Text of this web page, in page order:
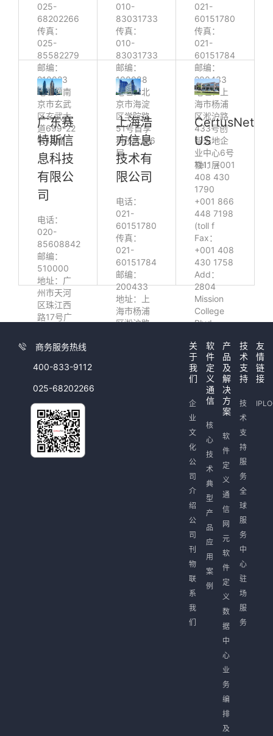
025-
68202266
传真：
025-
85582279
邮编：
210023
地址：南
京市玄武
区玄武大
道699-22
号18幢
010-
83031733
传真：
010-
83031733
邮编：
100088
地址：北
京市海淀
区学院路
51号首享
科技大厦6
层
021-
60151780
传真：
021-
60151784
邮编：
200433
地址：上
海市杨浦
区淞沪路
433号创
智天地企
业中心6号
楼11层
广东赛
特斯信
息科技
有限公
司
电话：
020-
85608842
邮编：
510000
地址：广
州市天河
区珠江西
路17号广
厦16层
上海浩
方信息
技术有
限公司
电话：
021-
60151780
传真：
021-
60151784
邮编：
200433
地址：上
海市杨浦
区淞沪路
CertusNet
US
Tel：+001
408 430
1790
+001 866
448 7198
(toll f
Fax：
+001 408
430 1758
Add：
2804
Mission
College
Blvd,
Santa
Clara, CA
95054
商务服务热线
400-833-9112
025-68202266
关
于
我
们
企
业
文
化
公
司
介
绍
公
司
刊
物
联
系
我
们
软
件
定
义
通
信
核
心
技
术
典
型
产
品
应
用
案
例
产
品
及
解
决
方
案
软
件
定
义
通
信
网
元
软
件
定
义
数
据
中
心
业
务
编
排
及
技
术
支
持
技
术
支
持
服
务
全
球
服
务
中
心
驻
场
服
务
友
情
链
接